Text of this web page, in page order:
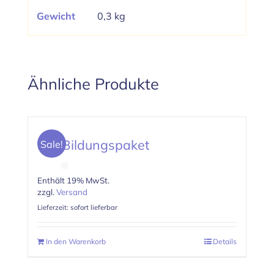
Gewicht 0,3 kg
Ähnliche Produkte
Sale!
SfK Bildungspaket
Enthält 19% MwSt.
zzgl.Versand
Lieferzeit: sofort lieferbar
In den Warenkorb Details